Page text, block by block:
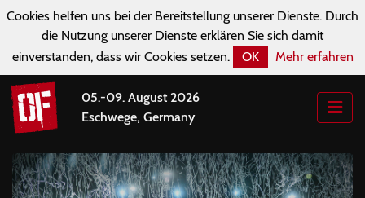
Cookies helfen uns bei der Bereitstellung unserer Dienste. Durch
die Nutzung unserer Dienste erklären Sie sich damit
einverstanden, dass wir Cookies setzen.
OK Mehr erfahren
05.-09. August 2026
Eschwege, Germany